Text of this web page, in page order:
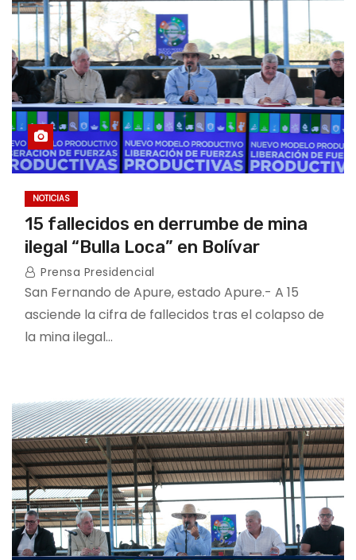
NOTICIAS
15 fallecidos en derrumbe de mina
ilegal “Bulla Loca” en Bolívar
Prensa Presidencial
San Fernando de Apure, estado Apure.- A 15
asciende la cifra de fallecidos tras el colapso de
la mina ilegal…